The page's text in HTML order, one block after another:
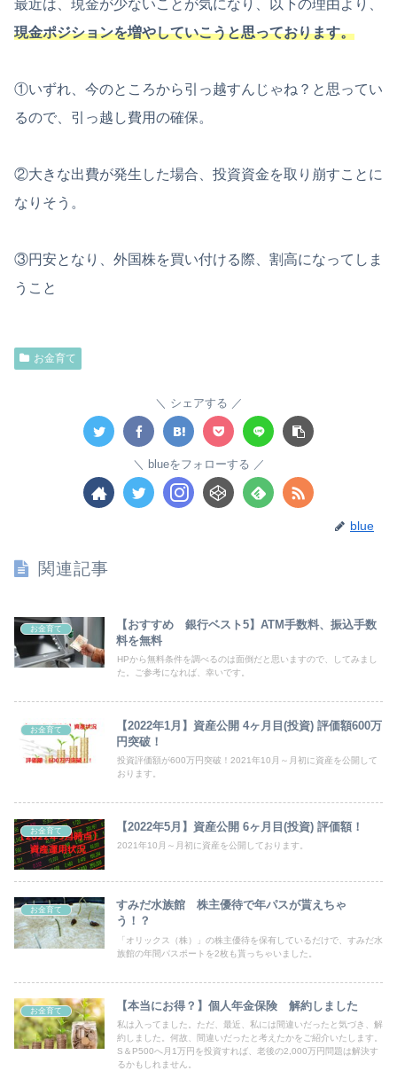
最近は、現金が少ないことが気になり、以下の理由より、
現金ポジションを増やしていこうと思っております。
①いずれ、今のところから引っ越すんじゃね？と思ってい
るので、引っ越し費用の確保。
②大きな出費が発生した場合、投資資金を取り崩すことに
なりそう。
③円安となり、外国株を買い付ける際、割高になってしま
うこと
お金育て
シェアする
blueをフォローする
blue
関連記事
お金育て
【おすすめ 銀行ベスト5】ATM手数料、振込手数
料を無料
HPから無料条件を調べるのは面倒だと思いますので、してみまし
た。ご参考になれば、幸いです。
お金育て
【2022年1月】資産公開 4ヶ月目(投資) 評価額600万
円突破！
投資評価額が600万円突破！2021年10月～月初に資産を公開して
おります。
お金育て 【2022年5月】資産公開 6ヶ月目(投資) 評価額！
2021年10月～月初に資産を公開しております。
お金育て
すみだ水族館 株主優待で年パスが貰えちゃ
う！？
「オリックス（株）」の株主優待を保有しているだけで、すみだ水
族館の年間パスポートを2枚も貰っちゃいました。
お金育て 【本当にお得？】個人年金保険 解約しました
私は入ってました。ただ、最近、私には間違いだったと気づき、解
約しました。何故、間違いだったと考えたかをご紹介いたします。
S＆P500へ月1万円を投資すれば、老後の2,000万円問題は解決す
るかもしれません。